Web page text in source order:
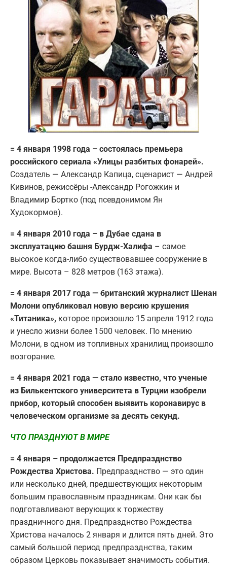
= 4 января 1998 года – состоялась премьера
российского сериала «Улицы разбитых фонарей».
Создатель — Александр Капица, сценарист — Андрей
Кивинов, режиссёры -Александр Рогожкин и
Владимир Бортко (под псевдонимом Ян
Худокормов).
= 4 января 2010 года – в Дубае сдана в
эксплуатацию башня Бурдж-Халифа – самое
высокое когда-либо существовавшее сооружение в
мире. Высота – 828 метров (163 этажа).
= 4 января 2017 года — британский журналист Шенан
Молони опубликовал новую версию крушения
«Титаника», которое произошло 15 апреля 1912 года
и унесло жизни более 1500 человек. По мнению
Молони, в одном из топливных хранилищ произошло
возгорание.
= 4 января 2021 года — стало известно, что ученые
из Билькентского университета в Турции изобрели
прибор, который способен выявить коронавирус в
человеческом организме за десять секунд.
ЧТО ПРАЗДНУЮТ В МИРЕ
= 4 января – продолжается Предпразднство
Рождества Христова. Предпразднство — это один
или несколько дней, предшествующих некоторым
большим православным праздникам. Они как бы
подготавливают верующих к торжеству
праздничного дня. Предпразднство Рождества
Христова началось 2 января и длится пять дней. Это
самый большой период предпразднства, таким
образом Церковь показывает значимость события.